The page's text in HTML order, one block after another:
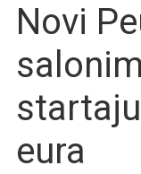
Novi
eura